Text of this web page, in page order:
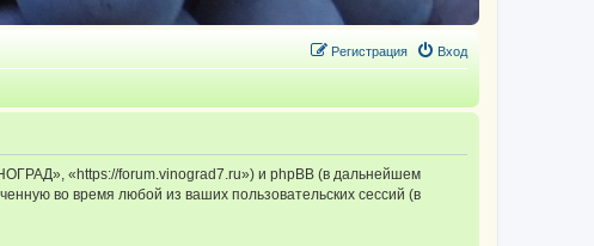
Вход
Регистрация
«https://forum.vinograd7.ru») и phpBB (в дальнейшем
во время любой из ваших пользовательских сессий (в